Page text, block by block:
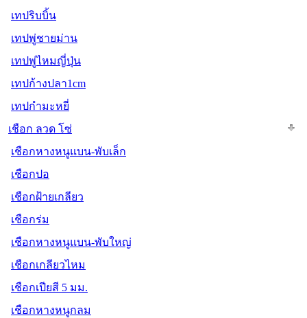
เทปริบบิ้น
เทปพู่ชายม่าน
เทปพู่ไหมญี่ปุ่น
เทปก้างปลา1cm
เทปกำมะหยี่
เชือก ลวด โซ่
เชือกหางหนูแบน-พับเล็ก
เชือกปอ
เชือกฝ้ายเกลียว
เชือกร่ม
เชือกหางหนูแบน-พับใหญ่
เชือกเกลียวไหม
เชือกเปียสี 5 มม.
เชือกหางหนูกลม